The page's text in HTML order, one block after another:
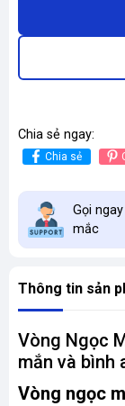
Chia sẻ ngay:
Chia sẻ
Gọi ngay
mắc
Thông tin sản
Vòng Ngọc
mắn và bình
Vòng ngọc